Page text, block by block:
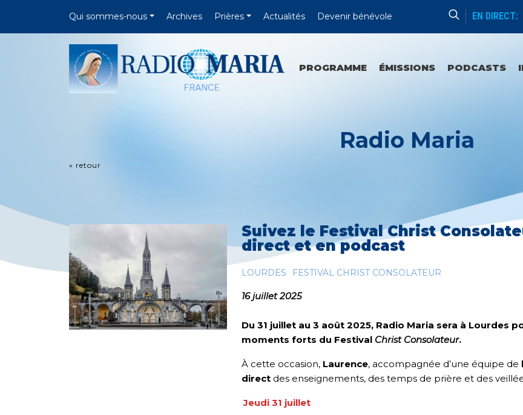
Qui sommes-nous Archives Prières Actualités Devenir bénévole EN DIRECT:
Catéchèse Du Père Mathieu Du
PROGRAMME ÉMISSIONS PODCASTS
Radio Maria
« retour
Suivez le Festival Christ
direct et en podcast
LOURDES FESTIVAL CHRIST CONSOLATEUR
16 juillet 2025
Du 31 juillet au 3 août 2025, Radio Maria sera à Lourdes
moments forts du Festival Christ Consolateur.
À cette occasion, Laurence, accompagnée d’une équipe de
direct des enseignements, des temps de prière et des
Jeudi 31 juillet